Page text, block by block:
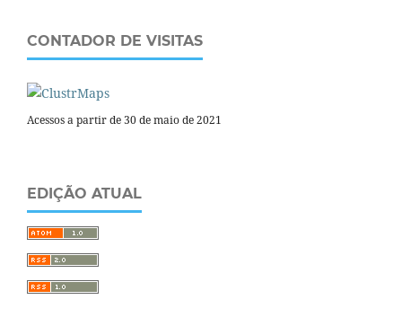
CONTADOR DE VISITAS
Acessos a partir de 30 de maio de 2021
EDIÇÃO ATUAL